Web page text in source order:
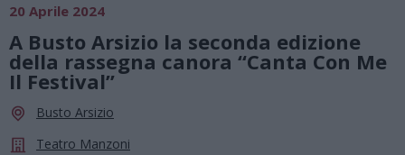
20 Aprile 2024
A Busto Arsizio la seconda edizione
della rassegna canora “Canta Con Me
Il Festival”
Busto Arsizio
Teatro Manzoni